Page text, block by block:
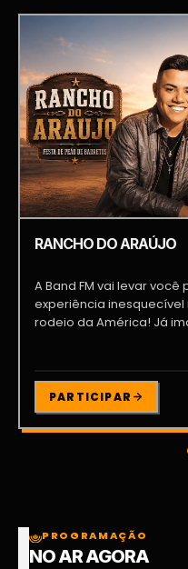
RANCHO DO ARAÚJO
A Band FM vai levar você
experiência inesquecível
rodeio da
PARTICIPAR
PROGRAMAÇÃO
NO AR AGORA